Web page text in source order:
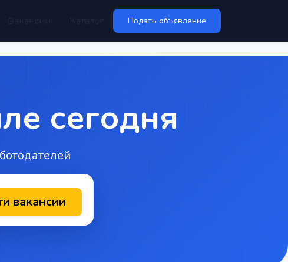
Подать объявление
сегодня
вакансии